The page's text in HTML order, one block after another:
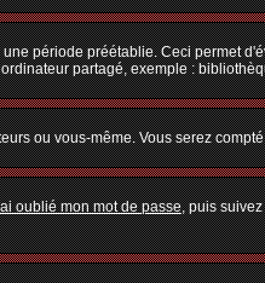
période préétablie. Ceci permet
partagé, exemple :
ou vous-même. Vous serez
oublié mon mot de passe, puis